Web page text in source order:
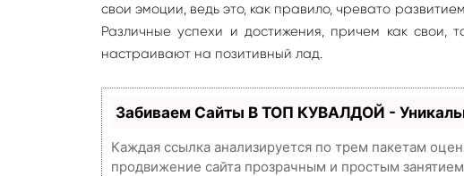
свои эмоции, ведь это, как правило, чревато
Различные успехи и достижения, причем как
настраивают на позитивный лад.
Забиваем Сайты В ТОП КУВАЛДОЙ -
Каждая ссылка анализируется по трем пакетам
продвижение сайта прозрачным и простым